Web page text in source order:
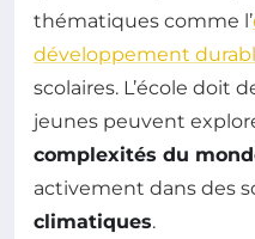
thématiques comme l’
développement
scolaires. L’école doit
jeunes peuvent
complexités du
activement dans des
climatiques.